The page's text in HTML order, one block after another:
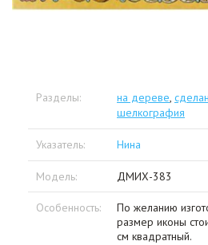
Разделы: на дереве,
шелкография
Указатель: Нина
Модель: ДМИХ-383
Особенность:
По желанию
размер иконы
см квадратный.